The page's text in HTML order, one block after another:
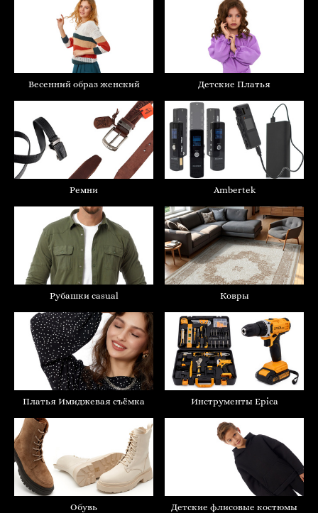
Весенний образ женский Детские Платья
Ремни Ambertek
Рубашки casual Ковры
Платья Имиджевая съёмка Инструменты Epica
Обувь Детские флисовые костюмы